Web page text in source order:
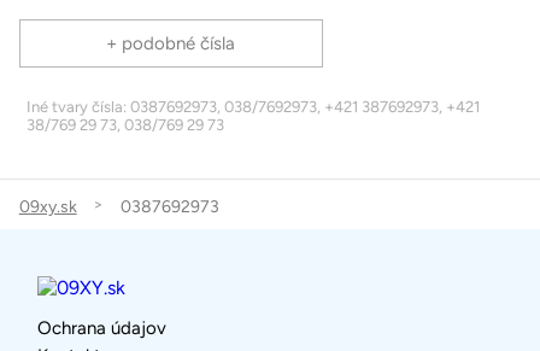
+ podobné čísla
Iné tvary čísla: 0387692973, 038/7692973, +421 387692973, +421
38/769 29 73, 038/769 29 73
09xy.sk 0387692973
Ochrana údajov